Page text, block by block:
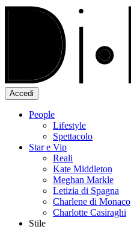
Accedi
People
Lifestyle
Spettacolo
Star e Vip
Reali
Kate Middleton
Meghan Markle
Letizia di Spagna
Charlene di Monaco
Charlotte Casiraghi
Stile